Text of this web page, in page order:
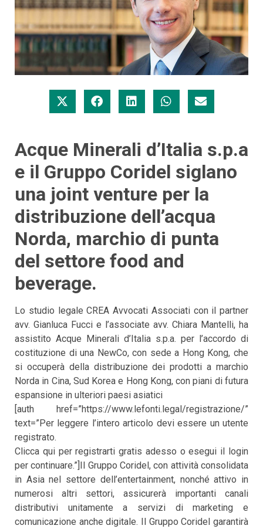
Acque Minerali d’Italia s.p.a
e il Gruppo Coridel siglano
una joint venture per la
distribuzione dell’acqua
Norda, marchio di punta
del settore food and
beverage.
Lo studio legale CREA Avvocati Associati con il partner
avv. Gianluca Fucci e l’associate avv. Chiara Mantelli, ha
assistito Acque Minerali d’Italia s.p.a. per l’accordo di
costituzione di una NewCo, con sede a Hong Kong, che
si occuperà della distribuzione dei prodotti a marchio
Norda in Cina, Sud Korea e Hong Kong, con piani di futura
espansione in ulteriori paesi asiatici
[auth href=”https://www.lefonti.legal/registrazione/”
text=”Per leggere l’intero articolo devi essere un utente
registrato.
Clicca qui per registrarti gratis adesso o esegui il login
per continuare.”]Il Gruppo Coridel, con attività consolidata
in Asia nel settore dell’entertainment, nonché attivo in
numerosi altri settori, assicurerà importanti canali
distributivi unitamente a servizi di marketing e
comunicazione anche digitale. Il Gruppo Coridel garantirà